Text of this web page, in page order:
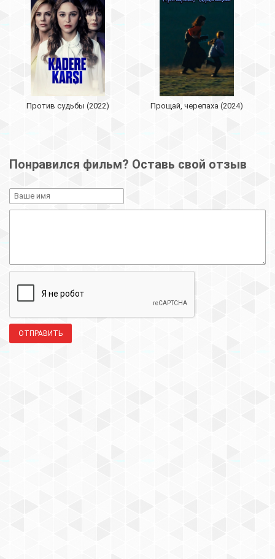
Против судьбы (2022) Прощай, черепаха (2024)
Понравился фильм? Оставь свой отзыв
ОТПРАВИТЬ